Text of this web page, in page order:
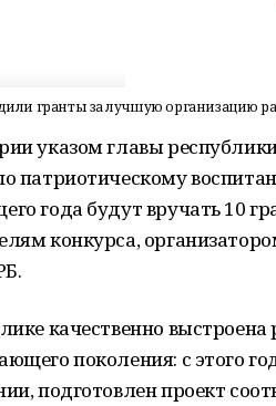
гранты за лучшую организацию
указом главы
патриотическому
года будут вручать 10
конкурса,
качественно
поколения: с этого
подготовлен проект